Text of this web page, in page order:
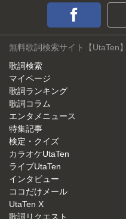
無料歌詞検索サイト【UtaTen】
歌詞検索
マイページ
歌詞ランキング
歌詞コラム
エンタメニュース
特集記事
検定・クイズ
カラオケUtaTen
ライブUtaTen
インタビュー
ココだけメール
UtaTen X
歌詞リクエスト